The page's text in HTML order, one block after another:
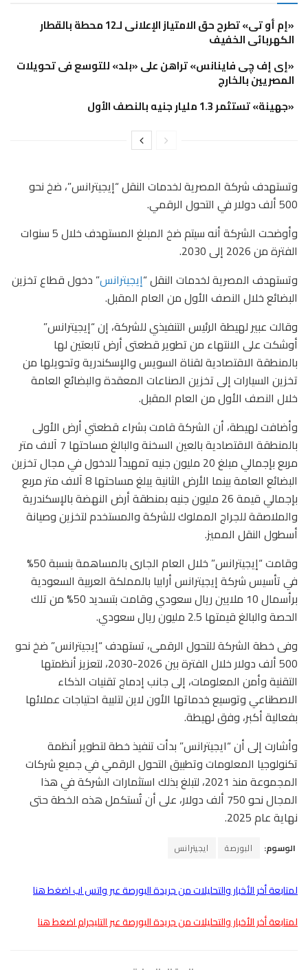
«إم أو تى» تطرح حق الامتياز الإعلانى لـ12 محطة بالقطار
الكهربائى الخفيف
«إى إف چى فاينانس» تراهن على «بلد» للتوسع فى تحويلات
المصريين بالخارج
«جهينة» تستثمر 1.3 مليار جنيه بالنصف الأول
وتستهدف شركة المصرية لخدمات النقل “إيجيترانس”، ضخ نحو
500 ألف دولار في التحول الرقمي.
وأوضحت الشركة أنه سيتم ضخ المبلغ المستهدف خلال 5 سنوات
الفترة من 2026 إلى 2030.
وتستهدف المصرية لخدمات النقل “إيجيترانس” دخول قطاع تخزين
البضائع خلال النصف الأول من العام المقبل.
وقالت عبير لهيطة الرئيس التنفيذي للشركة، إن “إيجيترانس”
أوشكت على الانتهاء من تطوير قطعتى أرض تابعتين لها
بالمنطقة الاقتصادية لقناة السويس والإسكندرية وتحويلها من
تخزين السيارات إلى تخزين الصناعات المعقدة والبضائع العامة
خلال النصف الأول من العام المقبل.
وأضافت لهيطة، أن الشركة قامت بشراء قطعتي أرض الأولى
بالمنطقة الاقتصادية بالعين السخنة والبالغ مساحتها 7 آلاف متر
مربع بإجمالي مبلغ 20 مليون جنيه تمهيداً للدخول في مجال تخزين
البضائع العامة بينما الأرض الثانية يبلغ مساحتها 8 آلاف متر مربع
بإجمالي قيمة 26 مليون جنيه بمنطقة أرض النهضة بالإسكندرية
والملاصقة للجراج المملوك للشركة والمستخدم لتخزين وصيانة
أسطول النقل المميز.
وقامت “إيجيترانس” خلال العام الجارى بالمساهمة بنسبة 50%
في تأسيس شركة إيجيترانس أرابيا بالمملكة العربية السعودية
برأسمال 10 ملايين ريال سعودي وقامت بتسديد 50% من تلك
الحصة والبالغ قيمتها 2.5 مليون ريال سعودي.
وفى خطة الشركة للتحول الرقمى، تستهدف “إيجيترانس” ضخ نحو
500 ألف دولار خلال الفترة بين 2026-2030، لتعزيز أنظمتها
التقنية وأمن المعلومات، إلى جانب إدماج تقنيات الذكاء
الاصطناعي وتوسيع خدماتها الأون لاين لتلبية احتياجات عملائها
بفعالية أكبر، وفق لهيطة.
وأشارت إلى أن “ايجيترانس” بدأت تنفيذ خطة لتطوير أنظمة
تكنولوجيا المعلومات وتطبيق التحول الرقمي في جميع شركات
المجموعة منذ 2021، لتبلغ بذلك استثمارات الشركة في هذا
المجال نحو 750 ألف دولار، على أن تُستكمل هذه الخطة حتى
نهاية عام 2025.
الوسوم: البورصة ايجيترانس
لمتابعة أخر الأخبار والتحليلات من جريدة البورصة عبر واتس اب اضغط هنا
لمتابعة أخر الأخبار والتحليلات من جريدة البورصة عبر التليجرام اضغط هنا